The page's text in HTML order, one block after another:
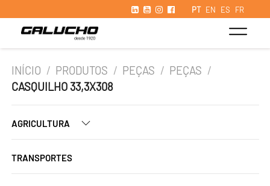
PT EN ES FR
INÍCIO / PRODUTOS / PEÇAS / PEÇAS /
CASQUILHO 33,3X308
AGRICULTURA
TRANSPORTES